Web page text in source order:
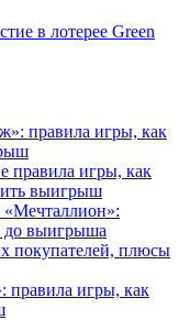
в лотерее Green
правила игры, как
правила игры, как
выигрыш
«Мечталлион»:
до выигрыша
покупателей, плюсы
правила игры, как